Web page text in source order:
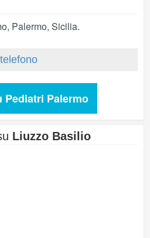
, Palermo, Sicilia.
Pediatri Palermo
Liuzzo Basilio